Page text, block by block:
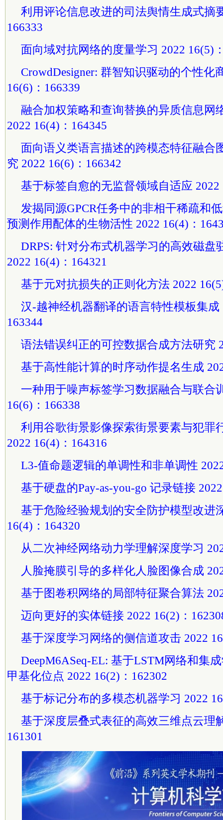
利用评论信息改进的司法舆情生成式摘
166333
面向域对抗网络的度量学习 2022 16(5)
CrowdDesigner: 群智知识驱动的个性化
16(6)：166339
融合加权策略和查询替换的异质信息网
2022 16(4)：164345
面向语义类语言描述的跨模态特征融合
究 2022 16(6)：166342
基于标签自愈的无监督领域自适应 2022
发揭同源GPCR任务中的非相干稀疏和
预测作用配体的生物活性 2022 16(4)：
DRPS: 针对分布式机器学习的高效磁盘
2022 16(4)：164321
基于元对抗损失的正则化方法 2022
汉-越神经机器翻译的语言特性模板集成
163344
语法错误纠正的可控数据合成方法研究
基于高性能计算的时序动作提名生成
一种用于噪声标签学习数据融合与联合
16(6)：166338
利用谷歌街景影像探索街景要素与犯罪
2022 16(4)：164316
L3-值命题逻辑的单调性和非单调性
基于硬盘的Pay-as-you-go 记录链接
基于危险经验规划的安全防护模型改进
16(4)：164320
从二次神经网络动力学理解深度学习
人脸掩膜引导的多样化人脸图像合成
基于图卷积网络的局部特征聚合算法
迈向更好的实体链接 2022 16(2)：
基于深度学习网络的侧信道攻击 2022
DeepM6ASeq-EL: 基于LSTM网络和集
甲基化位点 2022 16(2)：162302
基于标记分布的多模态机器学习 2022
基于深度层叠式表征的高效三维点云理
161301